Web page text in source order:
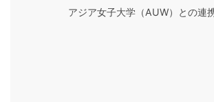
アジア女子大学（AUW）との連